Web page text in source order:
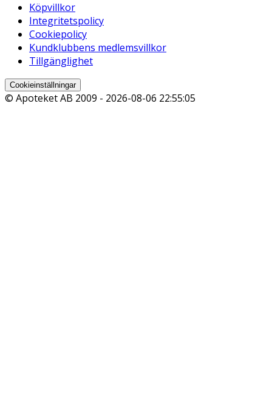
Köpvillkor
Integritetspolicy
Cookiepolicy
Kundklubbens medlemsvillkor
Tillgänglighet
Cookieinställningar
© Apoteket AB 2009 - 2026-08-06 22:55:05